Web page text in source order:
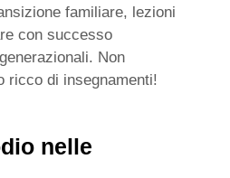
familiare, lezioni
con successo
Non
ricco di insegnamenti!
nelle